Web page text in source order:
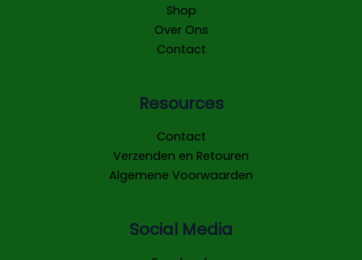
Shop
Over Ons
Contact
Resources
Contact
Verzenden en Retouren
Algemene Voorwaarden
Social Media